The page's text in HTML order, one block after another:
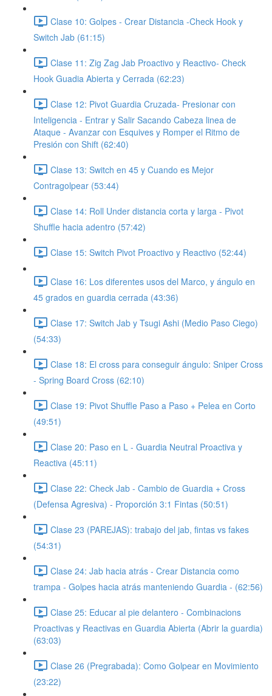
Clase 10: Golpes - Crear Distancia -Check Hook y
Switch Jab (61:15)
Clase 11: Zig Zag Jab Proactivo y Reactivo- Check
Hook Guadia Abierta y Cerrada (62:23)
Clase 12: Pivot Guardia Cruzada- Presionar con
Inteligencia - Entrar y Salir Sacando Cabeza linea de
Ataque - Avanzar con Esquives y Romper el Ritmo de
Presión con Shift (62:40)
Clase 13: Switch en 45 y Cuando es Mejor
Contragolpear (53:44)
Clase 14: Roll Under distancia corta y larga - Pivot
Shuffle hacia adentro (57:42)
Clase 15: Switch Pivot Proactivo y Reactivo (52:44)
Clase 16: Los diferentes usos del Marco, y ángulo en
45 grados en guardia cerrada (43:36)
Clase 17: Switch Jab y Tsugi Ashi (Medio Paso Ciego)
(54:33)
Clase 18: El cross para conseguir ángulo: Sniper Cross
- Spring Board Cross (62:10)
Clase 19: Pivot Shuffle Paso a Paso + Pelea en Corto
(49:51)
Clase 20: Paso en L - Guardia Neutral Proactiva y
Reactiva (45:11)
Clase 22: Check Jab - Cambio de Guardia + Cross
(Defensa Agresiva) - Proporción 3:1 Fintas (50:51)
Clase 23 (PAREJAS): trabajo del jab, fintas vs fakes
(54:31)
Clase 24: Jab hacia atrás - Crear Distancia como
trampa - Golpes hacia atrás manteniendo Guardia - (62:56)
Clase 25: Educar al pie delantero - Combinacions
Proactivas y Reactivas en Guardia Abierta (Abrir la guardia)
(63:03)
Clase 26 (Pregrabada): Como Golpear en Movimiento
(23:22)